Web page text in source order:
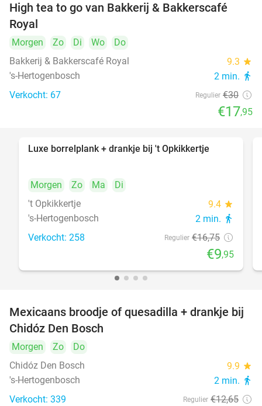
40%
High tea to go van Bakkerij & Bakkerscafé
Royal
Morgen Zo Di Wo
Do
Bakkerij & Bakkerscafé Royal
9.3 star
's-Hertogenbosch 2 min. directions_walk
Verkocht: 67 Regulier €30
€17,95
Luxe borrelplank + drankje bij 't Opkikkertje
Morgen Zo Ma
Di
't Opkikkertje
9.4 star
's-Hertogenbosch 2 min. directions_walk
Verkocht: 258 Regulier €16,75
€9,95
37%
Mexicaans broodje of quesadilla + drankje bij
Chidóz Den Bosch
Morgen Zo
Do
Chidóz Den Bosch
9.9 star
's-Hertogenbosch 2 min. directions_walk
Verkocht: 339 Regulier €12,65